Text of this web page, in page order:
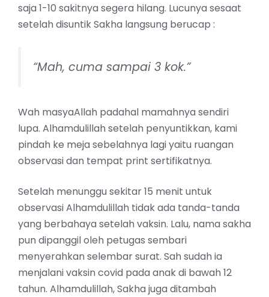
saja 1-10 sakitnya segera hilang. Lucunya sesaat
setelah disuntik Sakha langsung berucap :
“Mah, cuma sampai 3 kok.”
Wah masyaAllah padahal mamahnya sendiri
lupa. Alhamdulillah setelah penyuntikkan, kami
pindah ke meja sebelahnya lagi yaitu ruangan
observasi dan tempat print sertifikatnya.
Setelah menunggu sekitar 15 menit untuk
observasi Alhamdulillah tidak ada tanda-tanda
yang berbahaya setelah vaksin. Lalu, nama sakha
pun dipanggil oleh petugas sembari
menyerahkan selembar surat. Sah sudah ia
menjalani vaksin covid pada anak di bawah 12
tahun. Alhamdulillah, Sakha juga ditambah